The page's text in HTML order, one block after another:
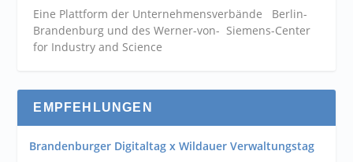
Eine Plattform der Unternehmensverbände Berlin-
Brandenburg und des Werner-von- Siemens-Center
for Industry and Science
EMPFEHLUNGEN
Brandenburger Digitaltag x Wildauer Verwaltungstag